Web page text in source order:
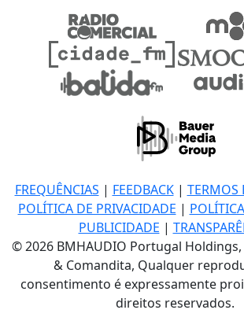
FREQUÊNCIAS | FEEDBACK| TERMOS
POLÍTICA DE PRIVACIDADE |
PUBLICIDADE |
© 2026 BMHAUDIO Portugal
& Comandita, Qualquer
consentimento é expressamente
direitos reservados.